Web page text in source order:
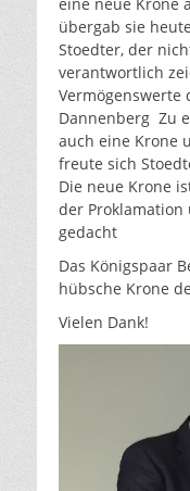
übergab sie
Stoedter, der
verantwortlich
Vermögenswerte
Dannenberg Zu
auch eine Krone
freute sich
Die neue Krone
der
gedacht
Das Königspaar
hübsche Krone
Vielen Dank!